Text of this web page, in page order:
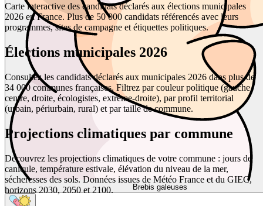
Brebis galeuses
Carte interactive des candidats déclarés aux élections municipales
2026 en France. Plus de 50 000 candidats référencés avec leurs
programmes, sites de campagne et étiquettes politiques.
Élections municipales 2026
Consultez les candidats déclarés aux municipales 2026 dans plus de
34 000 communes françaises. Filtrez par couleur politique (gauche,
centre, droite, écologistes, extrême-droite), par profil territorial
(urbain, périurbain, rural) et par taille de commune.
Projections climatiques par commune
Découvrez les projections climatiques de votre commune : jours de
canicule, température estivale, élévation du niveau de la mer,
sécheresses des sols. Données issues de Météo France et du GIEC,
horizons 2030, 2050 et 2100.